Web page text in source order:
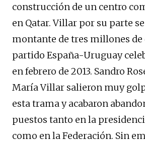
construcción de un centro
en Qatar. Villar por su parte
montante de tres millones de
partido España-Uruguay
en febrero de 2013. Sandro
María Villar salieron muy
esta trama y acabaron
puestos tanto en la
como en la Federación. Sin